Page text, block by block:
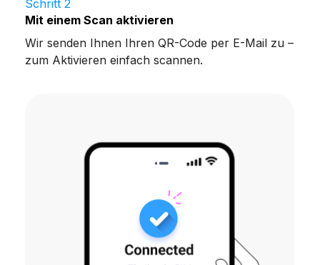
Schritt 2
Mit einem Scan aktivieren
Wir senden Ihnen Ihren QR-Code per E-Mail zu –
zum Aktivieren einfach scannen.